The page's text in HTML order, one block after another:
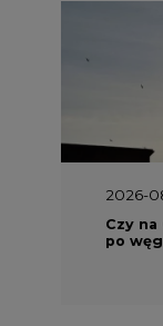
2026-
Czy na
po